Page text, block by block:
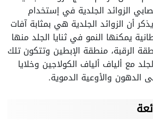
الزوائد الجلدية في إستخدام
أن الزوائد الجلدية هي بمثابة آفات
يمكنها النمو في ثنايا الجلد منها
الرقبة، منطقة الإبطين وتتكون تلك
مع ألياف ألياف الكولاجين وخلايا
الدهون والأوعية الدموية.